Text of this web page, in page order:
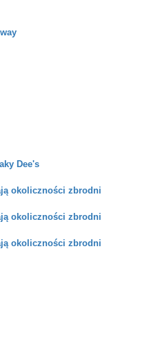
Dee's
okoliczności zbrodni
okoliczności zbrodni
okoliczności zbrodni